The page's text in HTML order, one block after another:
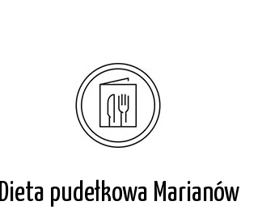
Dieta pudełkowa Marianów